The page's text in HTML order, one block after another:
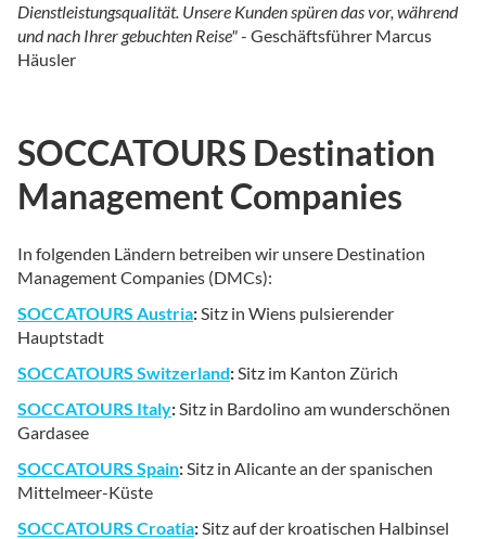
Dienstleistungsqualität. Unsere Kunden spüren das vor, während
und nach Ihrer gebuchten Reise"- Geschäftsführer Marcus
Häusler
SOCCATOURS Destination
Management Companies
In folgenden Ländern betreiben wir unsere Destination
Management Companies (DMCs):
SOCCATOURS Austria:Sitz in Wiens pulsierender
Hauptstadt
SOCCATOURS Switzerland:Sitz im Kanton Zürich
SOCCATOURS Italy:Sitz in Bardolino am wunderschönen
Gardasee
SOCCATOURS Spain:Sitz in Alicante an der spanischen
Mittelmeer-Küste
SOCCATOURS Croatia:Sitz auf der kroatischen Halbinsel